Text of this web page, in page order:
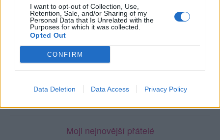
I want to opt-out of Collection, Use,
Retention, Sale, and/or Sharing of my
Personal Data that Is Unrelated with the
Purposes for which it was collected.
Opted Out
CONFIRM
Data Deletion Data Access Privacy Policy
Poslední 3 příspěvky na mé zdi
Nemá žádné příspěvky
Zobrazit celou mou zeď
Moji nejnovější přátelé